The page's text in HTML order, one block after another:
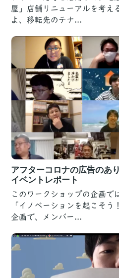
屋」店舗リニューアルを考え
よ、移転先のテナ...
アフターコロナの広告のあ
イベントレポート
このワークショップの企画で
「イノベーションを起こそう
企画で、メンバー...